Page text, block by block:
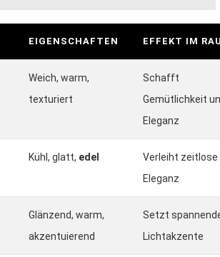
EIGENSCHAFTEN EFFEKT IM
Weich, warm,
texturiert
Schafft
Gemütlichkeit
Eleganz
Kühl, glatt, edel
Verleiht zeitlose
Eleganz
Glänzend, warm,
akzentuierend
Setzt
Lichtakzente